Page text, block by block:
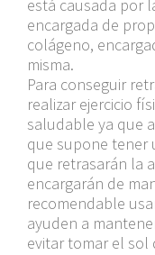
está causada por
encargada de
colágeno,
misma.
Para conseguir
realizar ejercicio
saludable ya que
que supone tener
que retrasarán la
encargarán de
recomendable
ayuden a
evitar tomar el sol